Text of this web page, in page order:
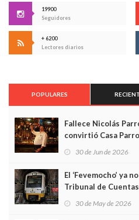
19900
Seguidores
+ 6200
Lectores diarios
POPULARES
Fallece Nicolás
convirtió Casa
Asturias en Madrid
30 de Jun de 2026
El ‘Fevemocho’ ya
Tribunal de
sobrecoste de los
30 de May de 2026